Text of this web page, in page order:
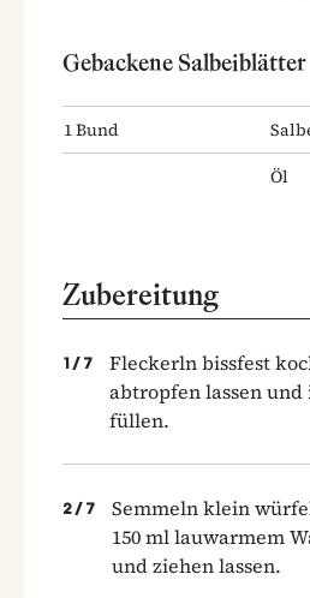
Gebackene Salbeiblätter
1Bund
Öl
Zubereitung
1 / 7
Fleckerln bissfest
abtropfen lassen und
füllen.
2 / 7
Semmeln klein
150 ml lauwarmem
und ziehen lassen.